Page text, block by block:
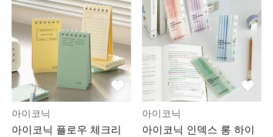
아이코닉
아이코닉 플로우 체크리
아이코닉
아이코닉 인덱스 롱 하이